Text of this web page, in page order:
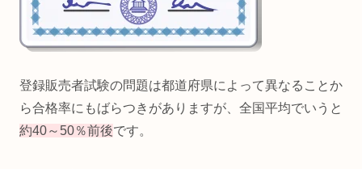
登録販売者試験の問題は都道府県によって異なることか
ら合格率にもばらつきがありますが、全国平均でいうと
約40～50％前後です。